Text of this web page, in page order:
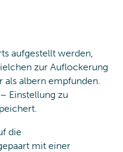
aufgestellt werden,
zur Auflockerung
als albern empfunden.
Einstellung zu
die
mit einer